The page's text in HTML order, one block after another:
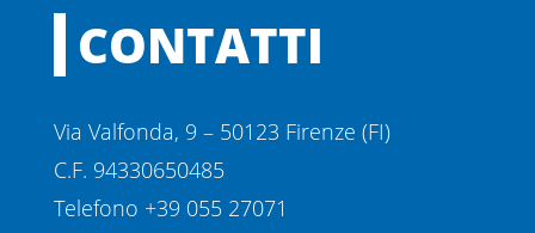
CONTATTI
Via Valfonda, 9 – 50123 Firenze (FI)
C.F. 94330650485
Telefono +39 055 27071